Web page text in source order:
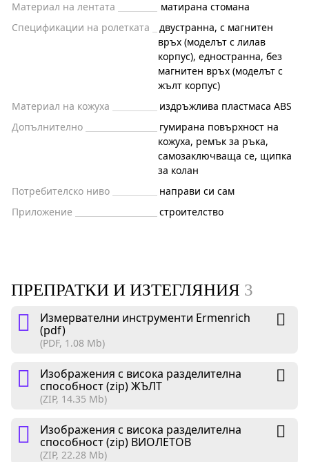
Материал на лентата
матирана стомана
Спецификации на ролетката
двустранна, с магнитен
връх (моделът с лилав
корпус), едностранна, без
магнитен връх (моделът с
жълт корпус)
Материал на кожуха
издръжлива пластмаса ABS
Допълнително
гумирана повърхност на
кожуха, ремък за ръка,
самозаключваща се, щипка
за колан
Потребителско ниво
направи си сам
Приложение
строителство
ПРЕПРАТКИ И ИЗТЕГЛЯНИЯ 3
Измервателни инструменти Ermenrich
(pdf)
(PDF, 1.08 Mb)
Изображения с висока разделителна
способност (zip) ЖЪЛТ
(ZIP, 14.35 Mb)
Изображения с висока разделителна
способност (zip) ВИОЛЕТОВ
(ZIP, 22.28 Mb)